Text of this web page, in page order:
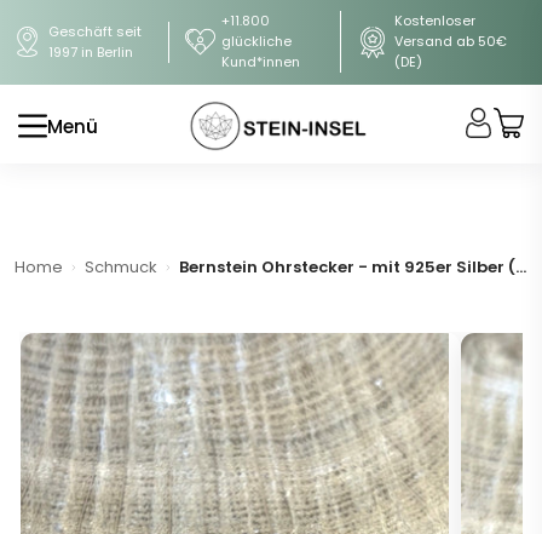
Geschäft seit
1997 in Berlin
+11.800
glückliche
Kund*innen
Kostenloser
Versand ab 50€
(DE)
Menü
Home Schmuck Bernstein Ohrstecker - mit 925er Silber (A-Qualität)